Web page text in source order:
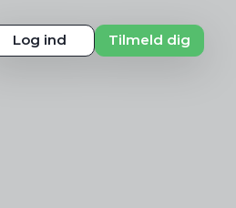
Log ind Tilmeld dig